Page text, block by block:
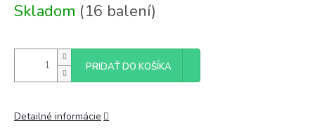
cena:
Skladom (16 balení)
PRIDAŤ DO KOŠÍKA
Detailné informácie